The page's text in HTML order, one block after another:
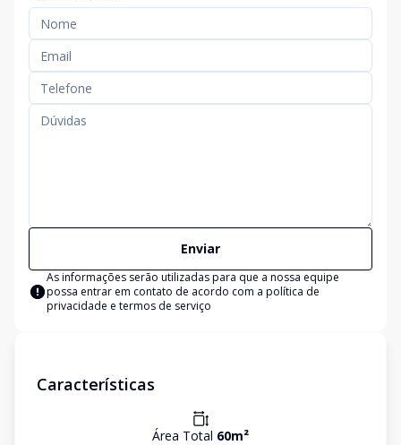
Enviar
As informações serão utilizadas para que a nossa equipe
possa entrar em contato de acordo com a política de
privacidade e termos de serviço
Características
Área Total 60m²